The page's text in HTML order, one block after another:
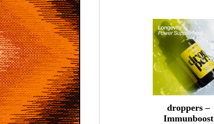
droppers –
Immunboost